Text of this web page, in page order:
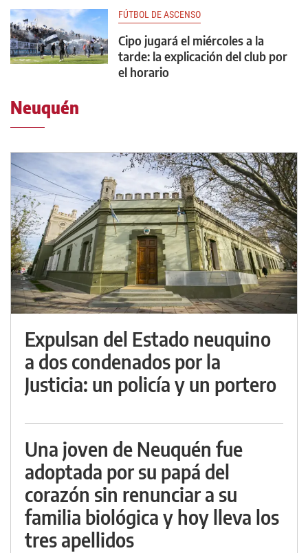
FÚTBOL DE ASCENSO
Cipo jugará el miércoles a la
tarde: la explicación del club por
el horario
Neuquén
Expulsan del Estado neuquino
a dos condenados por la
Justicia: un policía y un portero
Una joven de Neuquén fue
adoptada por su papá del
corazón sin renunciar a su
familia biológica y hoy lleva los
tres apellidos